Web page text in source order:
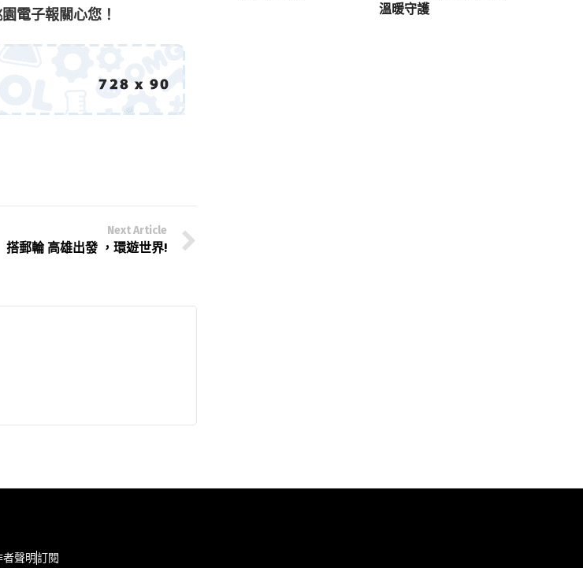
電子報關心您！
Next Article
搭郵輪 高雄出發 ，環遊世界!
溫暖守護
者聲明訂閱